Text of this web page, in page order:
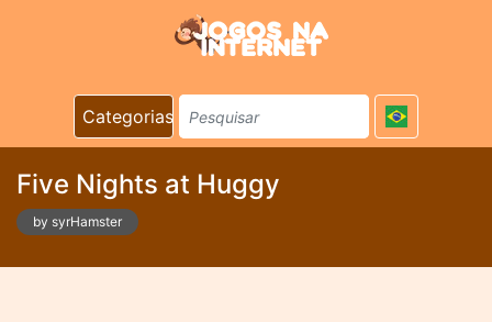
Categorias
Five Nights at Huggy
by syrHamster